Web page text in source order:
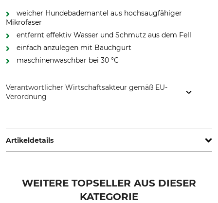
weicher Hundebademantel aus hochsaugfähiger
Mikrofaser
entfernt effektiv Wasser und Schmutz aus dem Fell
einfach anzulegen mit Bauchgurt
maschinenwaschbar bei 30 °C
Verantwortlicher Wirtschaftsakteur gemäß EU-
Verordnung
www.grube.de
Artikeldetails
Hundebademantel
WEITERE TOPSELLER AUS DIESER
KATEGORIE